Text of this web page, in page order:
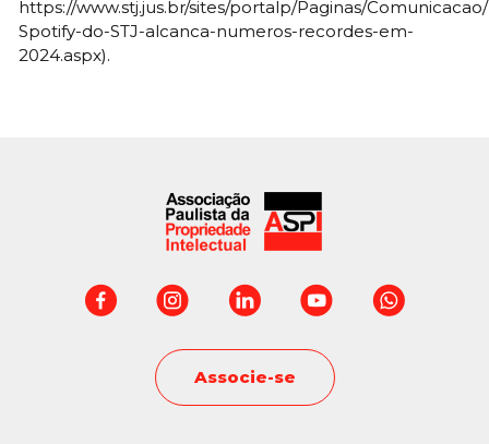
https://www.stj.jus.br/sites/portalp/Paginas/
Spotify-do-STJ-alcanca-numeros-recordes-em-
2024.aspx).
Associe-se